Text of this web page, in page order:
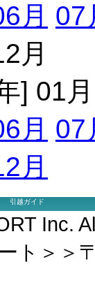
月 07
月
] 01
月 07
月
引越ガイド
Inc.
ト＞＞